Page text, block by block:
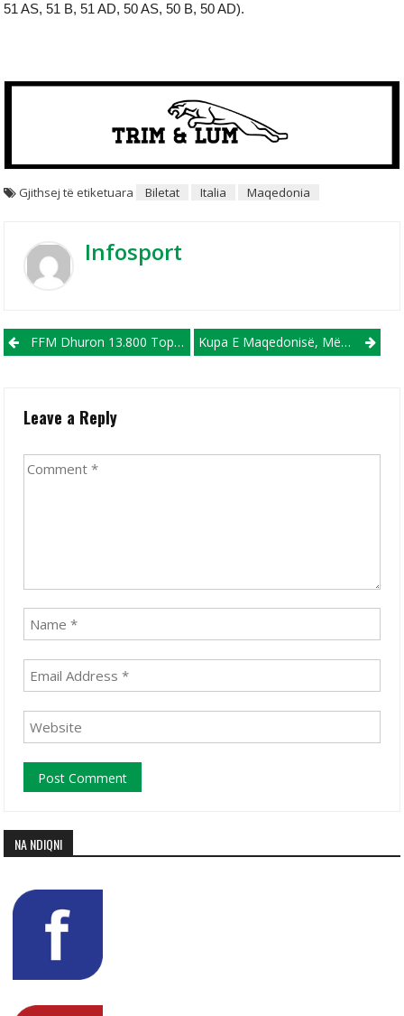
51 AS, 51 B, 51 AD, 50 AS, 50 B, 50 AD).
Gjithsej të etiketuara Biletat Italia Maqedonia
Infosport
Post navigation
FFM Dhuron 13.800 Topa Të Futbollit Për Të Gjitha Klubet Nga Të Gjitha Kategoritë Kupa E Maqedonisë, Mësohen Çiftet Çerekfinaliste
Leave a Reply
NA NDIQNI